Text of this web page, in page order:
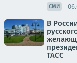
СМИ
В
ТАСС